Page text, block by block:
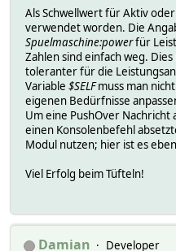
attr Spuelmaschine_di
Als Schwellwert für Aktiv
verwendet worden. Die
Spuelmaschine:powerfür
Zahlen sind einfach weg.
toleranter für die
Variable $SELFmuss man
eigenen Bedürfnisse
Um eine PushOver
einen Konsolenbefehl
Modul nutzen; hier ist es
Viel Erfolg beim Tüfteln!
Damian
Developer